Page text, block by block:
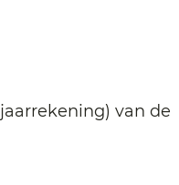
van de